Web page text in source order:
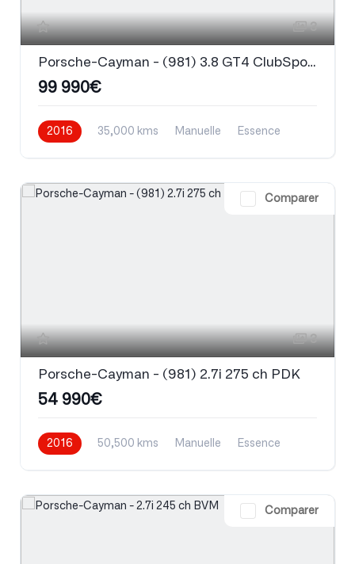
3
Porsche-Cayman - (981) 3.8 GT4 ClubSport
99 990€
2016 35,000 kms Manuelle Essence
Comparer
3
Porsche-Cayman - (981) 2.7i 275 ch PDK
54 990€
2016 50,500 kms Manuelle Essence
Comparer